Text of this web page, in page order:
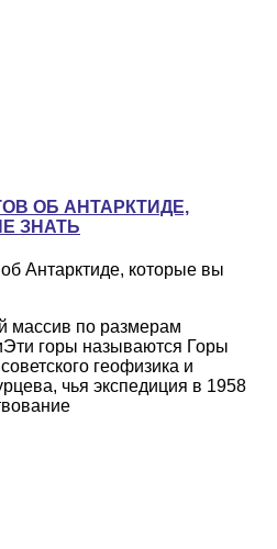
ОБ АНТАРКТИДЕ,
ЗНАТЬ
массив по размерам
горы называются Горы
геофизика и
чья экспедиция в 1958